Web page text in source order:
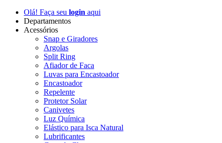
Olá! Faça seu login aqui
Departamentos
Acessórios
Snap e Giradores
Argolas
Split Ring
Afiador de Faca
Luvas para Encastoador
Encastoador
Repelente
Protetor Solar
Canivetes
Luz Química
Elástico para Isca Natural
Lubrificantes